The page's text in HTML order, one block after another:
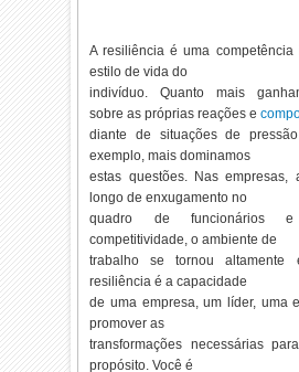
A resiliência é uma competência
estilo de vida do
indivíduo. Quanto mais
sobre as próprias reações e
diante de situações de
exemplo, mais dominamos
estas questões. Nas empresas,
longo de enxugamento no
quadro de funcionários
competitividade, o ambiente de
trabalho se tornou altamente
resiliência é a capacidade
de uma empresa, um líder, uma
promover as
transformações necessárias
propósito. Você é